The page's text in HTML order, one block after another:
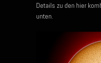
Details zu den hier
unten.